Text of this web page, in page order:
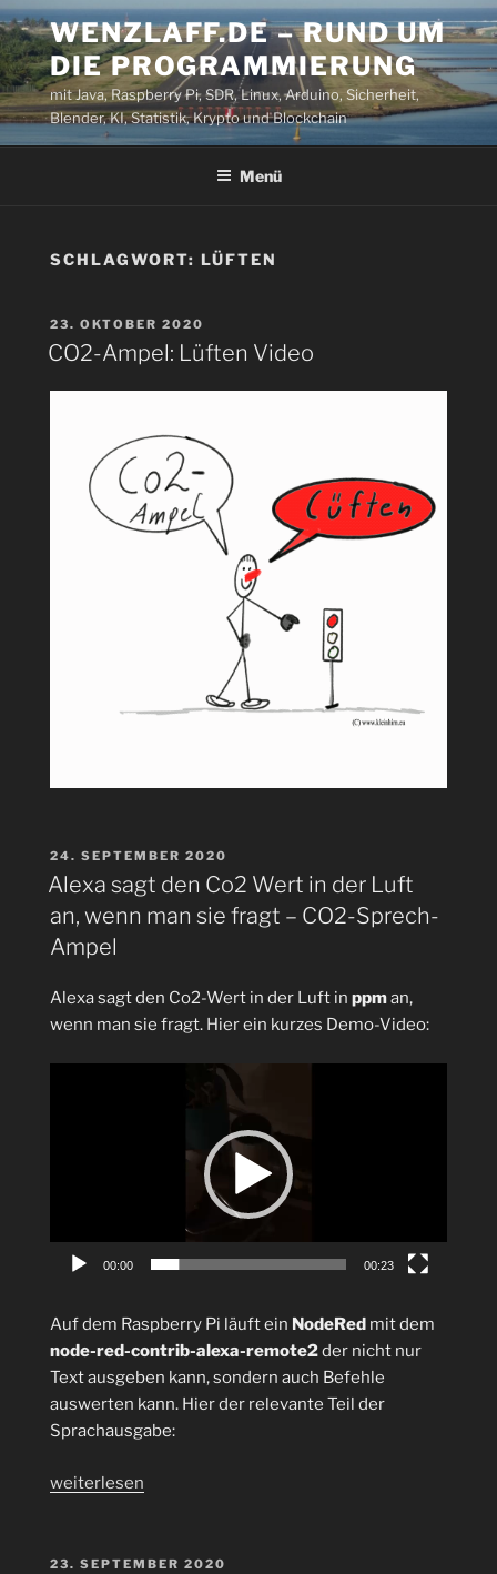
Zum
Inhalt
springen
WENZLAFF.DE – RUND UM
DIE PROGRAMMIERUNG
mit Java, Raspberry Pi, SDR, Linux, Arduino, Sicherheit,
Blender, KI, Statistik, Krypto und Blockchain
Menü
SCHLAGWORT: LÜFTEN
VERÖFFENTLICHT
AM
23. OKTOBER 2020
CO2-Ampel: Lüften Video
VERÖFFENTLICHT
AM
24. SEPTEMBER 2020
Alexa sagt den Co2 Wert in der Luft
an, wenn man sie fragt – CO2-Sprech-
Ampel
Alexa sagt den Co2-Wert in der Luft in ppman,
wenn man sie fragt. Hier ein kurzes Demo-Video:
00:00 00:23
Auf dem Raspberry Pi läuft ein NodeRed mit dem
node-red-contrib-alexa-remote2der nicht nur
Text ausgeben kann, sondern auch Befehle
auswerten kann. Hier der relevante Teil der
Sprachausgabe:
„Alexa
Co2
weiterlesen
VERÖFFENTLICHT
23. SEPTEMBER 2020